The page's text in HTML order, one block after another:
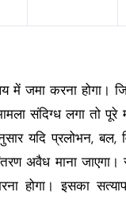
में जमा करना
संदिग्ध लगा तो
यदि प्रलोभन, बल,
अवैध माना
होगा। इसका